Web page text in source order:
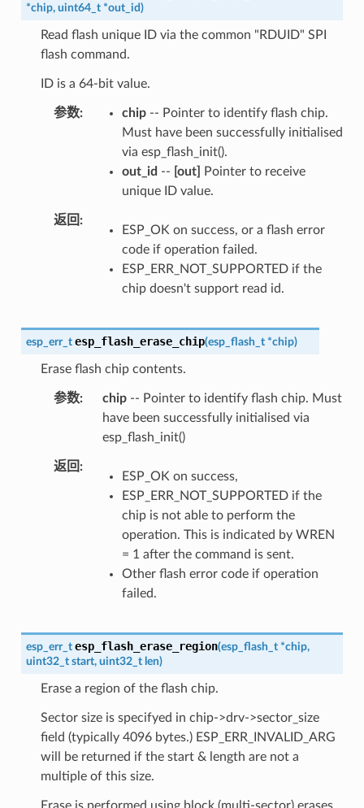
*chip, uint64_t *out_id)
Read flash unique ID via the common "RDUID" SPI
flash command.
ID is a 64-bit value.
参数 chip-- Pointer to identify flash chip.
Must have been successfully initialised
via esp_flash_init().
out_id -- [out]
Pointer to receive
unique ID value.
返回
ESP_OK on success, or a flash error
code if operation failed.
ESP_ERR_NOT_SUPPORTED if the
chip doesn't support read id.
esp_err_t esp_flash_erase_chip(esp_flash_t *chip)
Erase flash chip contents.
参数 chip-- Pointer to identify flash chip. Must
have been successfully initialised via
esp_flash_init()
返回
ESP_OK on success,
ESP_ERR_NOT_SUPPORTED if the
chip is not able to perform the
operation. This is indicated by WREN
= 1 after the command is sent.
Other flash error code if operation
failed.
esp_err_t esp_flash_erase_region(esp_flash_t *chip,
uint32_t start, uint32_t len)
Erase a region of the flash chip.
Sector size is specifyed in chip->drv->sector_size
field (typically 4096 bytes.) ESP_ERR_INVALID_ARG
will be returned if the start & length are not a
multiple of this size.